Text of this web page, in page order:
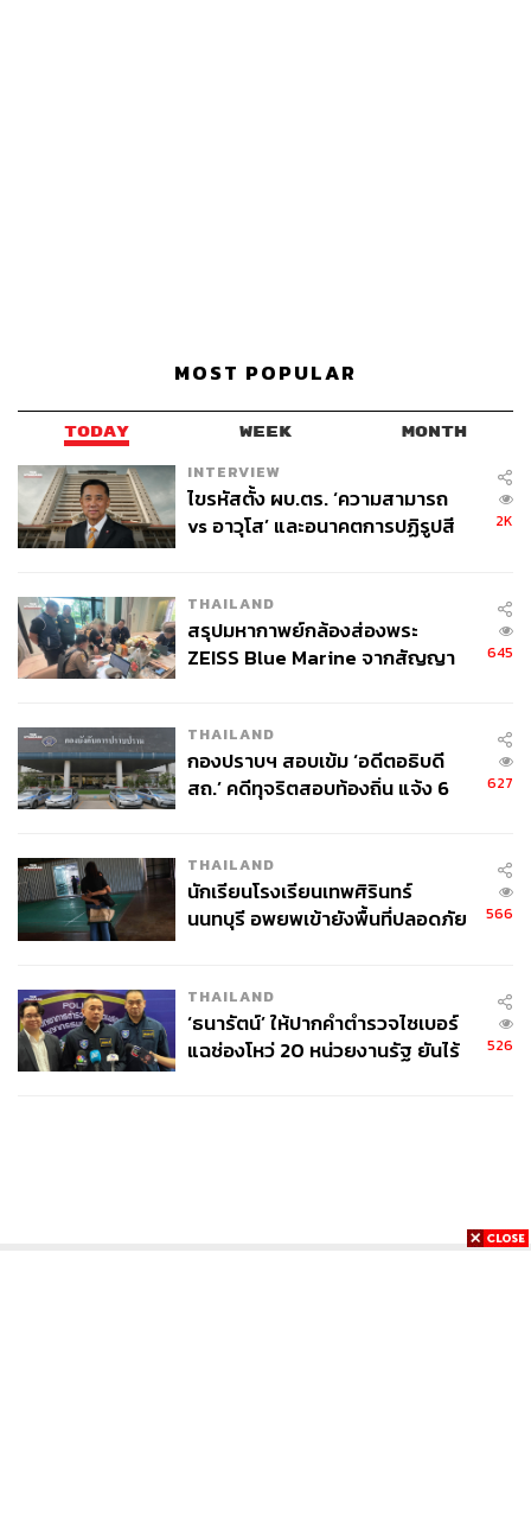
MOST POPULAR
TODAY WEEK MONTH
INTERVIEW
ไขรหัสตั้ง ผบ.ตร. ‘ความสามารถ
vs อาวุโส’ และอนาคตการปฏิรูปสี
2K
THAILAND
สรุปมหากาพย์กล้องส่องพระ
ZEISS Blue Marine จากสัญญา
จ่ายหนี้-แอบระบุแบรนด์
645
THAILAND
กองปราบฯ สอบเข้ม ‘อดีตอธิบดี
สถ.’ คดีทุจริตสอบท้องถิ่น แจ้ง 6
627
THAILAND
นักเรียนโรงเรียนเทพศิรินทร์
นนทบุรี อพยพเข้ายังพื้นที่ปลอดภัย
566
THAILAND
‘ธนารัตน์’ ให้ปากคำตำรวจไซเบอร์
แฉช่องโหว่ 20 หน่วยงานรัฐ ยันไร้
526